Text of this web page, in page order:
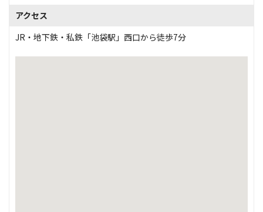
アクセス
JR・地下鉄・私鉄「池袋駅」西口から徒歩7分